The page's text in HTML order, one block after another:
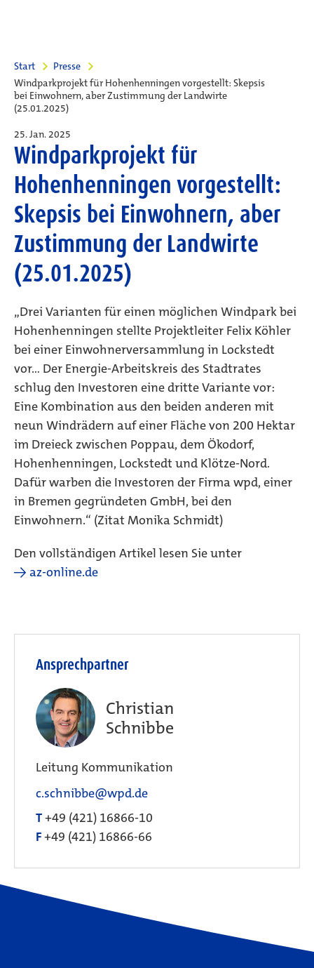
Start
Presse
Windparkprojekt für Hohenhenningen vorgestellt: Skepsis
bei Einwohnern, aber Zustimmung der Landwirte
(25.01.2025)
25. Jan. 2025
Windparkprojekt für
Hohenhenningen vorgestellt:
Skepsis bei Einwohnern, aber
Zustimmung der Landwirte
(25.01.2025)
„Drei Varianten für einen möglichen Windpark bei
Hohenhenningen stellte Projektleiter Felix Köhler
bei einer Einwohnerversammlung in Lockstedt
vor… Der Energie-Arbeitskreis des Stadtrates
schlug den Investoren eine dritte Variante vor:
Eine Kombination aus den beiden anderen mit
neun Windrädern auf einer Fläche von 200 Hektar
im Dreieck zwischen Poppau, dem Ökodorf,
Hohenhenningen, Lockstedt und Klötze-Nord.
Dafür warben die Investoren der Firma wpd, einer
in Bremen gegründeten GmbH, bei den
Einwohnern.“ (Zitat Monika Schmidt)
Den vollständigen Artikel lesen Sie unter
→ az-online.de
Ansprechpartner
Christian
Schnibbe
Leitung Kommunikation
c.schnibbe@wpd.de
T+49 (421) 16866-10
F+49 (421) 16866-66